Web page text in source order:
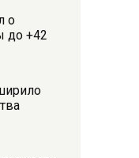
о
до +42